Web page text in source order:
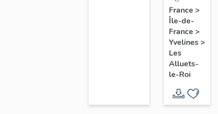
de
l'église
Saint-
Nicolas
paroissiale
Saint-
Nicolas
France >
Île-de-
France >
Yvelines>
Les
Alluets-
le-Roi